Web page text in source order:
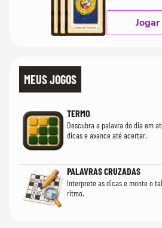
MEUS JOGOS
TERMO
Descubra a palavra do dia em
dicas e avance até acertar.
PALAVRAS CRUZADAS
Interprete as dicas e monte o
ritmo.